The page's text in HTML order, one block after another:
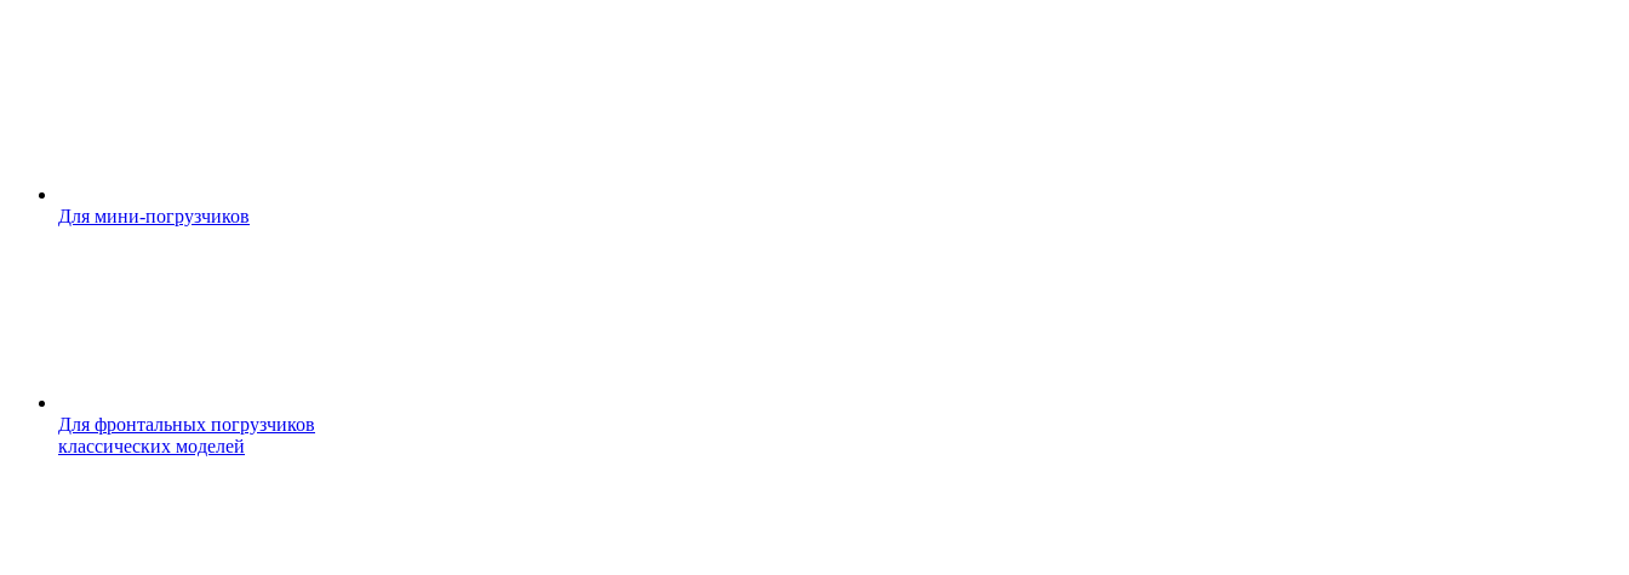
Для мини-погрузчиков
Для фронтальных погрузчиков
классических моделей